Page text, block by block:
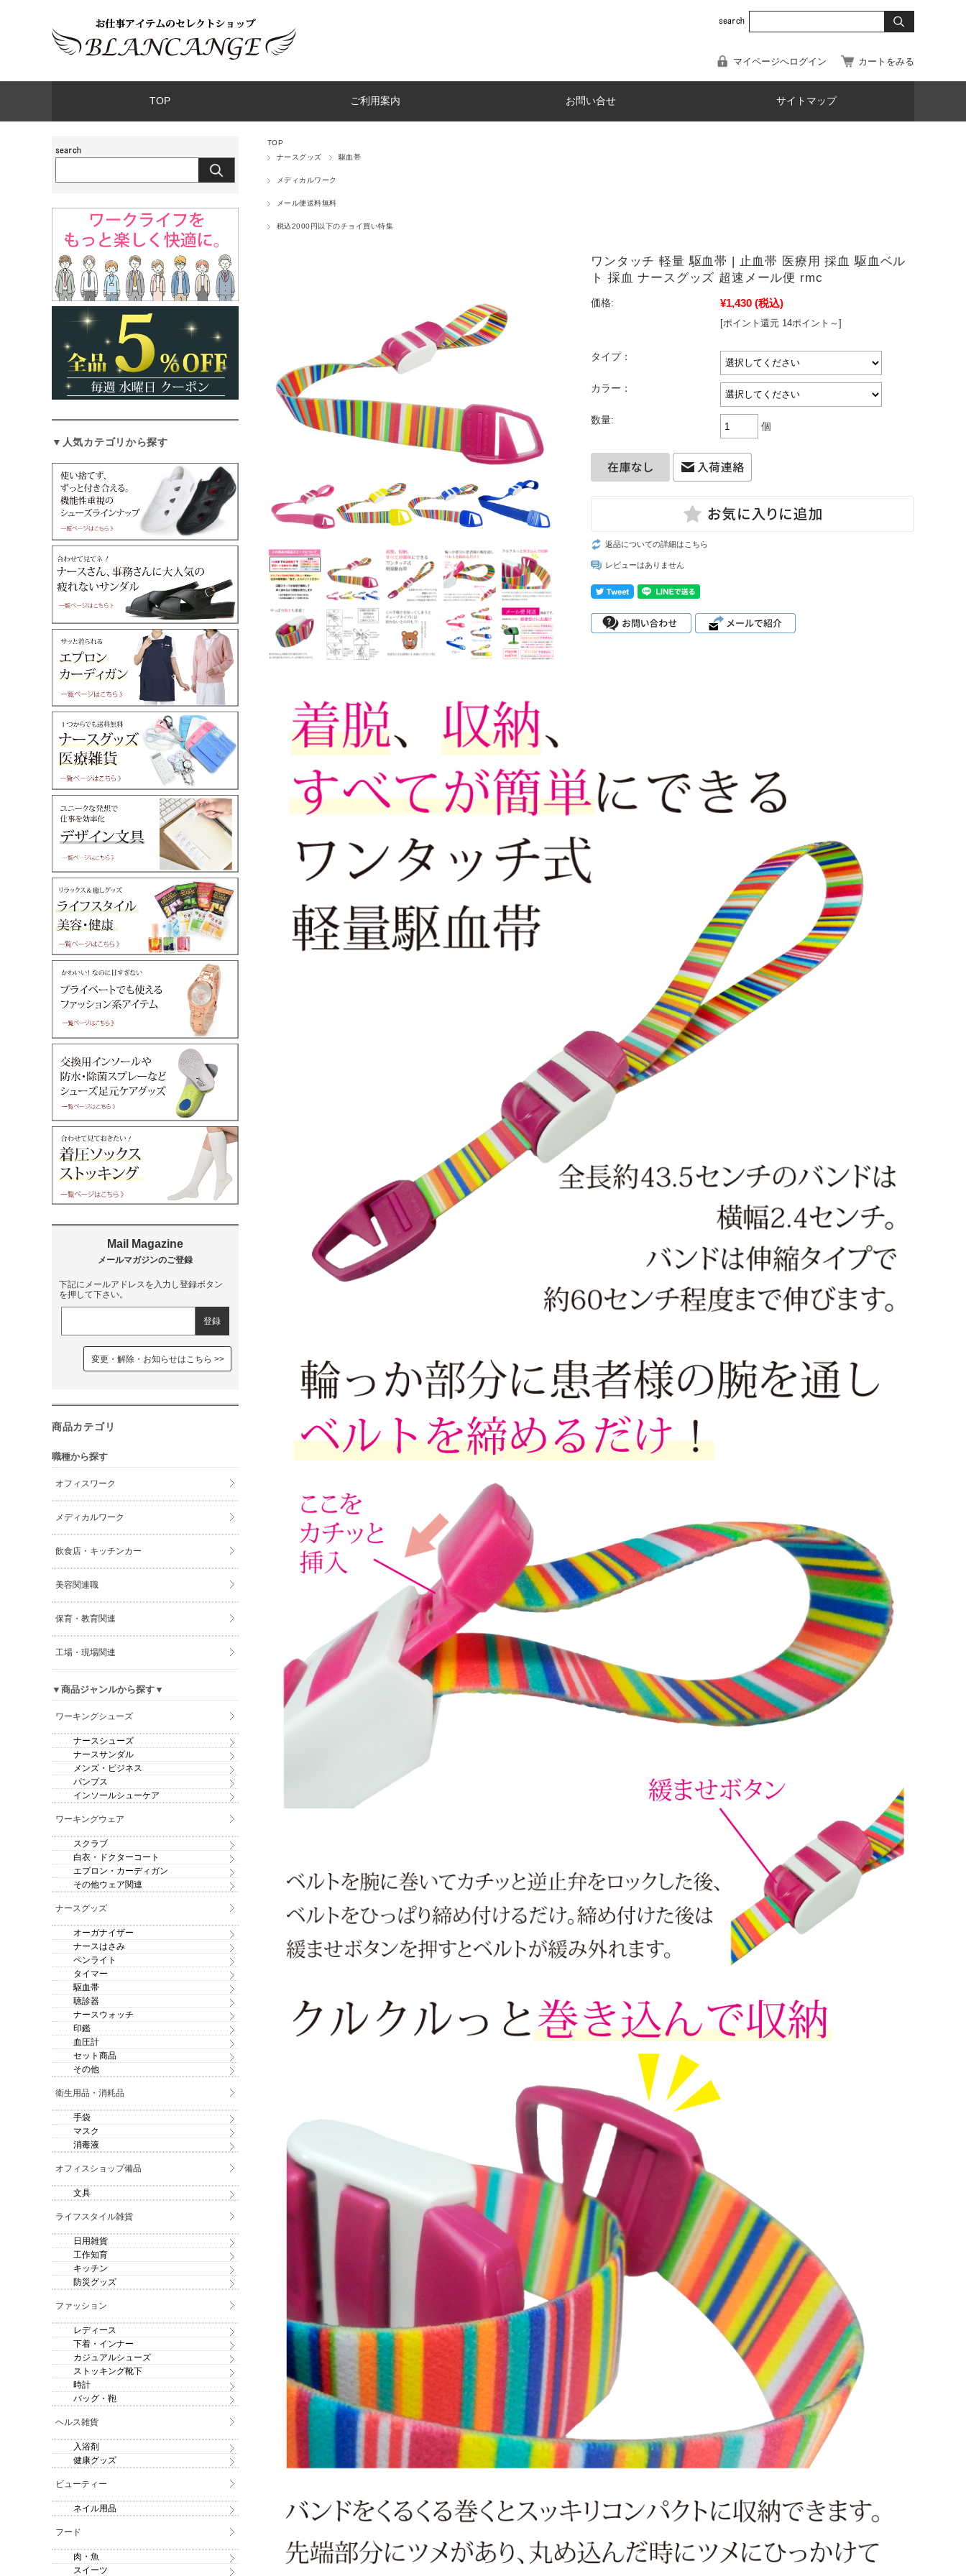
マイページへログイン カートをみる
TOP ご利用案内 お問い合せ サイトマップ
TOP
ナースグッズ
駆血帯
メディカルワーク
メール便送料無料
税込2000円以下のチョイ買い特集
ワンタッチ 軽量 駆血帯 | 止血帯 医療用 採血 駆血ベル
ト 採血 ナースグッズ 超速メール便 rmc
価格: ¥1,430 (税込)
[ポイント還元 14ポイント～]
タイプ：
カラー：
数量:
個
返品についての詳細はこちら
レビューはありません
▼人気カテゴリから探す
下記にメールアドレスを入力し登録ボタン
を押して下さい。
変更・解除・お知らせはこちら
商品カテゴリ
職種から探す
オフィスワーク
メディカルワーク
飲食店・キッチンカー
美容関連職
保育・教育関連
工場・現場関連
▼商品ジャンルから探す▼
ワーキングシューズ
ナースシューズ
ナースサンダル
メンズ・ビジネス
パンプス
インソールシューケア
ワーキングウェア
スクラブ
白衣・ドクターコート
エプロン・カーディガン
その他ウェア関連
ナースグッズ
オーガナイザー
ナースはさみ
ペンライト
タイマー
駆血帯
聴診器
ナースウォッチ
印鑑
血圧計
セット商品
その他
衛生用品・消耗品
手袋
マスク
消毒液
オフィスショップ備品
文具
ライフスタイル雑貨
日用雑貨
工作知育
キッチン
防災グッズ
ファッション
レディース
下着・インナー
カジュアルシューズ
ストッキング靴下
時計
バッグ・鞄
ヘルス雑貨
入浴剤
健康グッズ
ビューティー
ネイル用品
フード
肉・魚
スイーツ